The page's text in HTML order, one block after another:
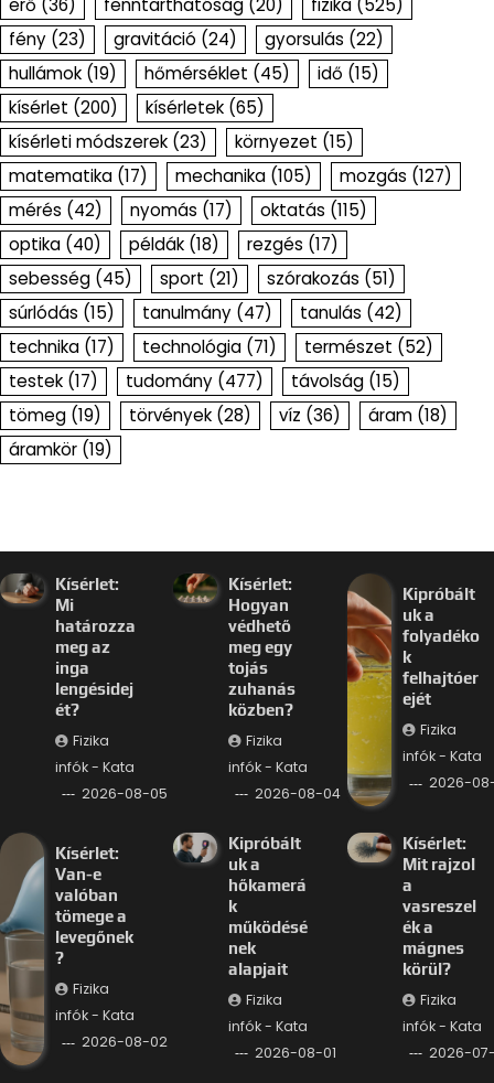
erő (36) fenntarthatóság (20) fizika (525)
fény (23) gravitáció (24) gyorsulás (22)
hullámok (19) hőmérséklet (45) idő (15)
kísérlet (200) kísérletek (65)
kísérleti módszerek (23) környezet (15)
matematika (17) mechanika (105) mozgás (127)
mérés (42) nyomás (17) oktatás (115)
optika (40) példák (18) rezgés (17)
sebesség (45) sport (21) szórakozás (51)
súrlódás (15) tanulmány (47) tanulás (42)
technika (17) technológia (71) természet (52)
testek (17) tudomány (477) távolság (15)
tömeg (19) törvények (28) víz (36) áram (18)
áramkör (19)
Kísérlet:
Mi
határozza
meg az
inga
lengésidej
ét?
Fizika
infók - Kata
2026-08-05
Kísérlet:
Hogyan
védhető
meg egy
tojás
zuhanás
közben?
Fizika
infók - Kata
2026-08-04
Kipróbált
uk a
folyadéko
k
felhajtóer
ejét
Fizika
infók - Kata
2026-
Kísérlet:
Van-e
valóban
tömege a
levegőnek
?
Fizika
infók - Kata
2026-08-02
Kipróbált
uk a
hőkamerá
k
működésé
nek
alapjait
Fizika
infók - Kata
2026-08-01
Kísérlet:
Mit rajzol
a
vasreszel
ék a
mágnes
körül?
Fizika
infók - Kata
2026-